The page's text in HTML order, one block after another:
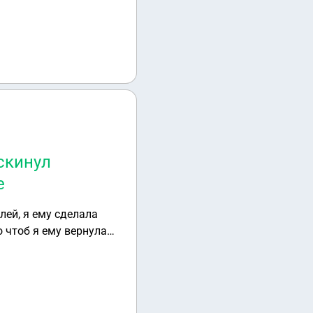
я ему сделала
чтоб я ему вернула